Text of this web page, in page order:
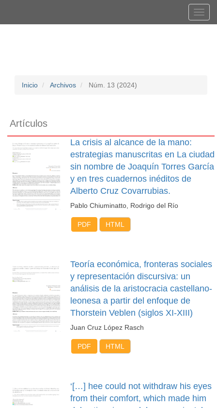
Inicio Archivos Núm. 13 (2024)
Artículos
La crisis al alcance de la mano:
estrategias manuscritas en La ciudad
sin nombre de Joaquín Torres García
y en tres cuadernos inéditos de
Alberto Cruz Covarrubias.
Pablo Chiuminatto, Rodrigo del Río
PDF HTML
Teoría económica, fronteras sociales
y representación discursiva: un
análisis de la aristocracia castellano-
leonesa a partir del enfoque de
Thorstein Veblen (siglos XI-XIII)
Juan Cruz López Rasch
PDF HTML
‘[…] hee could not withdraw his eyes
from their comfort, which made him